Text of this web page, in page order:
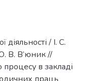
/ І. С.
В. В’юник //
в закладі